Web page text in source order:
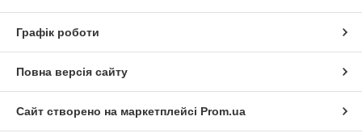
Графік роботи
Повна версія сайту
Сайт створено на маркетплейсі Prom.ua